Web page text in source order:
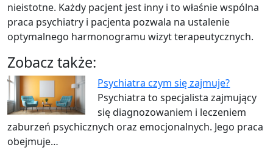
nieistotne. Każdy pacjent jest inny i to właśnie wspólna
praca psychiatry i pacjenta pozwala na ustalenie
optymalnego harmonogramu wizyt terapeutycznych.
Zobacz także:
Psychiatra czym się zajmuje?
Psychiatra to specjalista zajmujący
się diagnozowaniem i leczeniem
zaburzeń psychicznych oraz emocjonalnych. Jego praca
obejmuje…